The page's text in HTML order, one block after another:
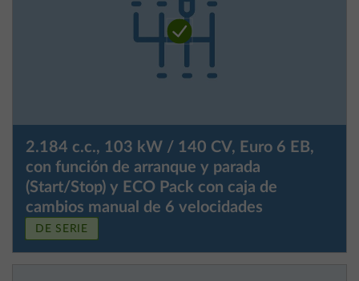
2.184 c.c., 103 kW / 140 CV, Euro 6 EB,
con función de arranque y parada
(Start/Stop) y ECO Pack con caja de
cambios manual de 6 velocidades
DE SERIE